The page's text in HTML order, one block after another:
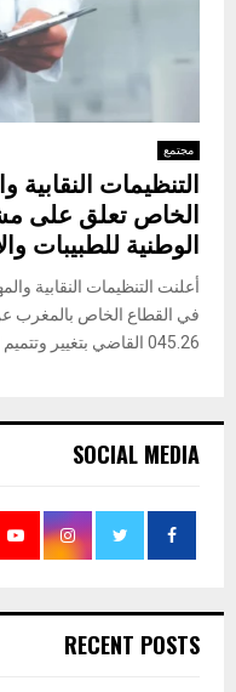
مجتمع
التنظيمات النقابية
الخاص تعلق على
الوطنية للطبيبات
أعلنت التنظيمات النقابية
في القطاع الخاص بالمغرب
045.26 القاضي بتغيير وتتميم القانون رقم 08.12...
SOCIAL MEDIA
RECENT POSTS